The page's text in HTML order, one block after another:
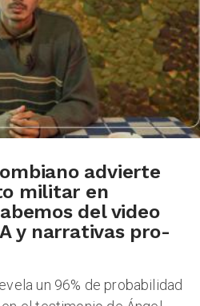
advierte
militar en
del video
y narrativas pro-
un 96% de probabilidad